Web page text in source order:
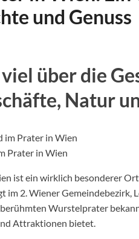
und Genuss
über die
Natur
Prater in Wien
ist ein wirklich besonderer
im 2. Wiener
Wurstelprater
Attraktionen bietet.